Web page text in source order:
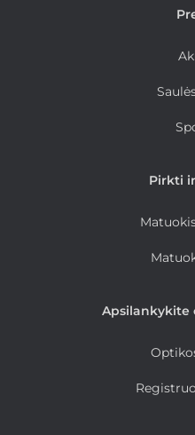
Pirkti
Apsilankykite